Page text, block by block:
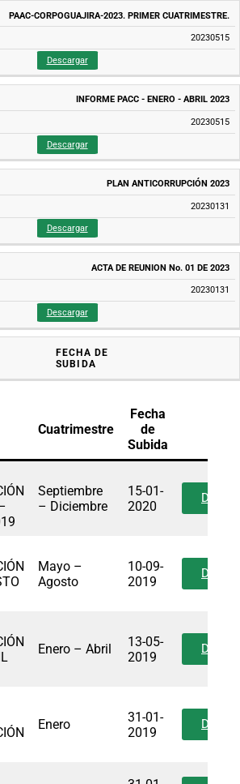
PAAC-CORPOGUAJIRA-2023. PRIMER CUATRIMESTRE.
20230515
Descargar
INFORME PACC - ENERO - ABRIL 2023
20230515
Descargar
PLAN ANTICORRUPCIÓN 2023
20230131
Descargar
ACTA DE REUNION No. 01 DE 2023
20230131
Descargar
FECHA DE
SUBIDA
Cuatrimestre
Fecha
de
Subida
Septiembre
– Diciembre
15-01-
2020
Mayo –
Agosto
10-09-
2019
Enero – Abril
13-05-
2019
Enero
31-01-
2019